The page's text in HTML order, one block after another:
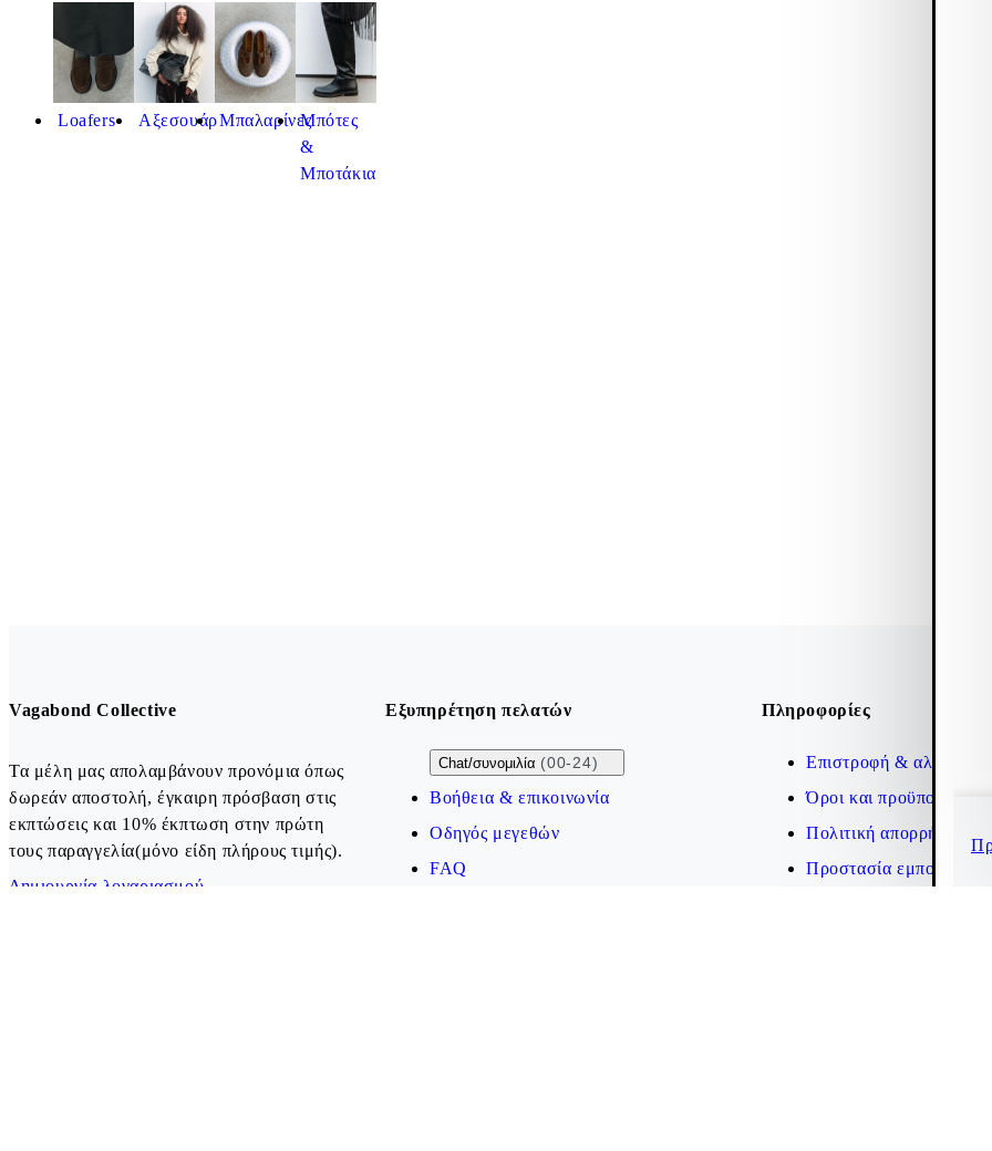
Loafers ΑξεσουάρΜπαλαρίνεςΜπότες
&
Μποτάκια
Vagabond Collective
Τα μέλη μας απολαμβάνουν προνόμια όπως
δωρεάν αποστολή, έγκαιρη πρόσβαση στις
εκπτώσεις και 10% έκπτωση στην πρώτη
τους παραγγελία(μόνο είδη πλήρους τιμής).
Δημιουργία λογαριασμού
Εξυπηρέτηση πελατών
Chat/συνομιλία (00-24)
Βοήθεια & επικοινωνία
Οδηγός μεγεθών
FAQ
Πληροφορίες
Επιστροφή & αλλαγή
Όροι και προϋποθέσεις
Πολιτική απορρήτου
Προστασία εμπορικού